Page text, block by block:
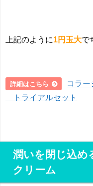
上記のように1円玉大で
詳細はこちら
コラー
トライアルセット
潤いを閉じ込め
クリーム